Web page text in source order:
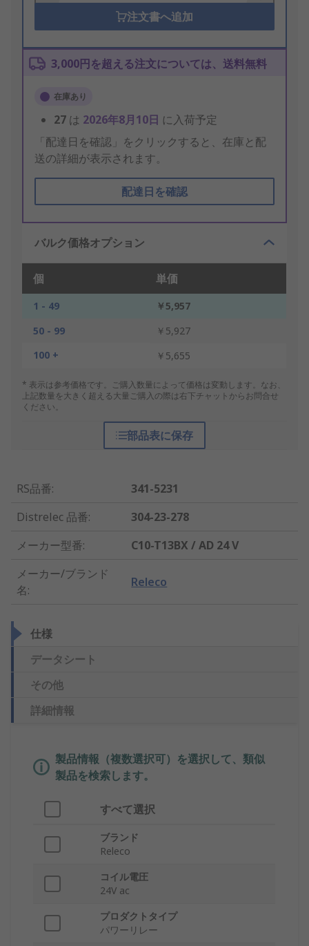
注文書へ追加
3,000円を超える注文については、送料無料
在庫あり
27 は 2026年8月10日 に入荷予定
「配達日を確認」をクリックすると、在庫と配
送の詳細が表示されます。
配達日を確認
バルク価格オプション
個 単価
1 - 49
￥5,957
50 - 99
￥5,927
100 +
￥5,655
* 表示は参考価格です。ご購入数量によって価格は変動します。なお、
上記数量を大きく超える大量ご購入の際は右下チャットからお問合せ
ください。
部品表に保存
RS品番:
341-5231
Distrelec 品番:
304-23-278
メーカー型番:
C10-T13BX / AD 24 V
メーカー/ブランド
名:
Releco
仕様
データシート
その他
詳細情報
製品情報（複数選択可）を選択して、類似
製品を検索します。
すべて選択
ブランド
Releco
コイル電圧
24V ac
プロダクトタイプ
パワーリレー